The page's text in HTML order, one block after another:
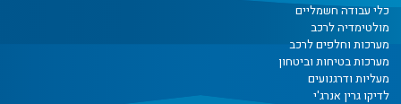
כלי עבודה חשמליים
מולטימדיה לרכב
מערכות וחלפים לרכב
מערכות בטיחות וביטחון
מעליות ודרגנועים
לדיקו גרין אנרג'י